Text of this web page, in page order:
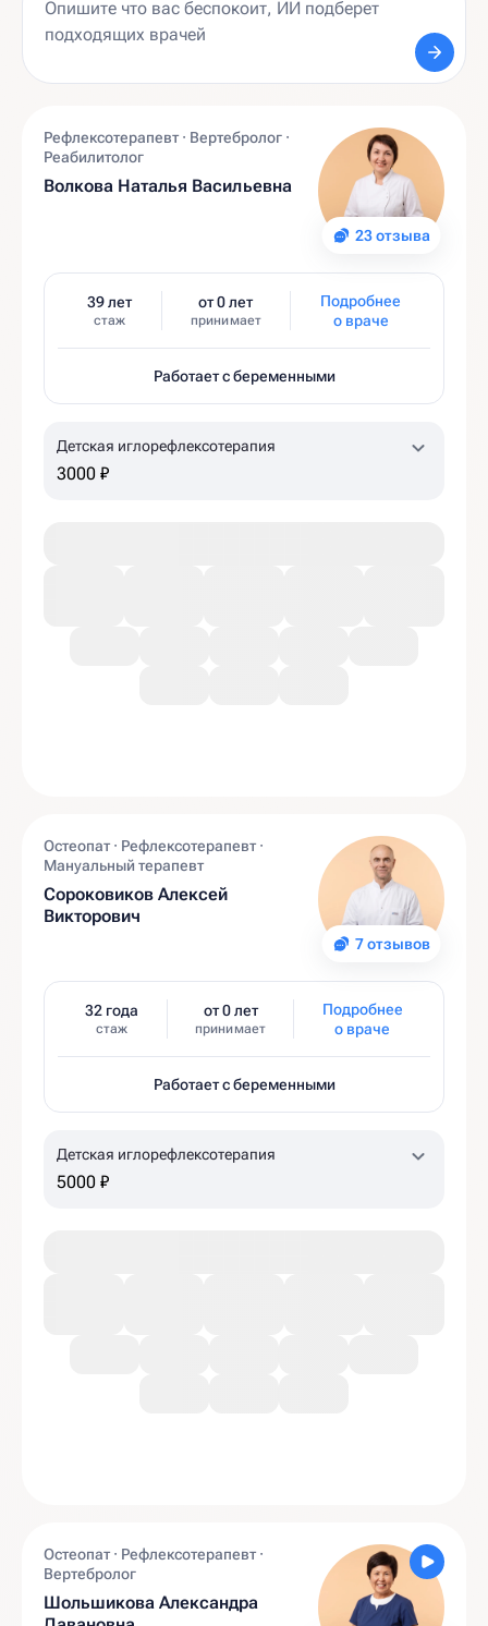
23 отзыва
Рефлексотерапевт · Вертебролог ·
Реабилитолог
Волкова Наталья Васильевна
39 лет
стаж
от 0 лет
принимает
Подробнее
о враче
Работает с беременными
Детская иглорефлексотерапия
3000 ₽
7 отзывов
Остеопат · Рефлексотерапевт ·
Мануальный терапевт
Сороковиков Алексей
Викторович
32 года
стаж
от 0 лет
принимает
Подробнее
о враче
Работает с беременными
Детская иглорефлексотерапия
5000 ₽
Остеопат · Рефлексотерапевт ·
Вертебролог
Шольшикова Александра